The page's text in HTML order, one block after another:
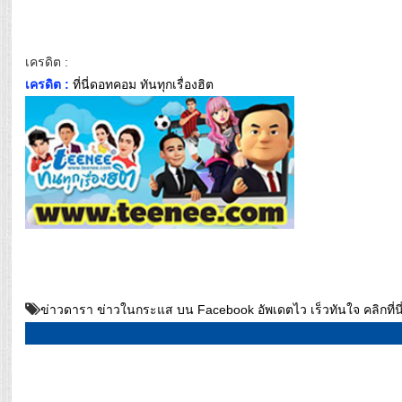
เครดิต :
เครดิต : ที่นี่ดอทคอม ทันทุกเรื่องฮิต
ข่าวดารา ข่าวในกระแส บน Facebook อัพเดตไว เร็วทันใจ คลิกที่